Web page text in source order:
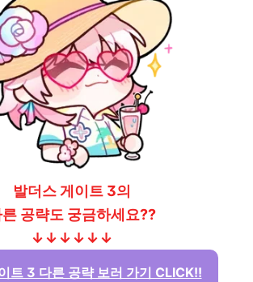
발더스 게이트 3의
른 공략도 궁금하세요??
↓↓↓↓↓↓
트 3 다른 공략 보러 가기 CLICK!!